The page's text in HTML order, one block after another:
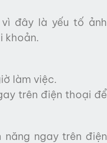
đây là yếu tố ảnh
khoản.
làm việc.
trên điện thoại để
ngay trên điện